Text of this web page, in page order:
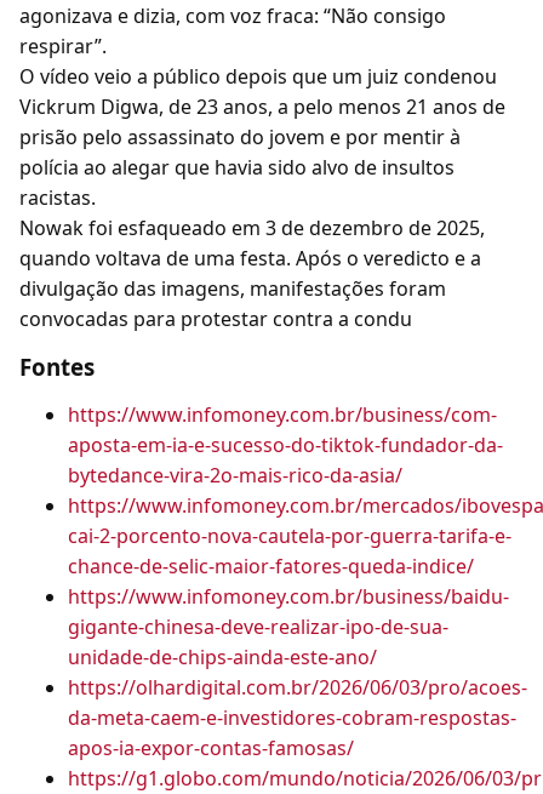
agonizava e dizia, com voz fraca: “Não consigo
respirar”.
O vídeo veio a público depois que um juiz condenou
Vickrum Digwa, de 23 anos, a pelo menos 21 anos de
prisão pelo assassinato do jovem e por mentir à
polícia ao alegar que havia sido alvo de insultos
racistas.
Nowak foi esfaqueado em 3 de dezembro de 2025,
quando voltava de uma festa. Após o veredicto e a
divulgação das imagens, manifestações foram
convocadas para protestar contra a condu
Fontes
https://www.infomoney.com.br/business/com-
aposta-em-ia-e-sucesso-do-tiktok-fundador-da-
bytedance-vira-2o-mais-rico-da-asia/
https://www.infomoney.com.br/mercados/
cai-2-porcento-nova-cautela-por-guerra-tarifa-e-
chance-de-selic-maior-fatores-queda-indice/
https://www.infomoney.com.br/business/baidu-
gigante-chinesa-deve-realizar-ipo-de-sua-
unidade-de-chips-ainda-este-ano/
https://olhardigital.com.br/2026/06/03/pro/acoes-
da-meta-caem-e-investidores-cobram-respostas-
apos-ia-expor-contas-famosas/
https://g1.globo.com/mundo/noticia/2026/06/03/